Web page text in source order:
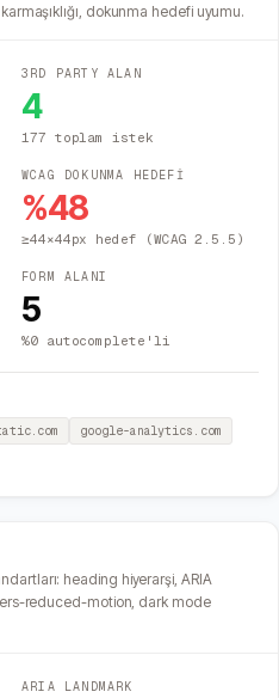
dokunma hedefi uyumu.
3RD PARTY ALAN
4
177 toplam istek
WCAG DOKUNMA HEDEFİ
%48
≥44×44px hedef (WCAG 2.5.5)
FORM ALANI
5
%0 autocomplete'li
google-analytics.com
heading hiyerarşi, ARIA
reduced-motion, dark mode
ARIA LANDMARK